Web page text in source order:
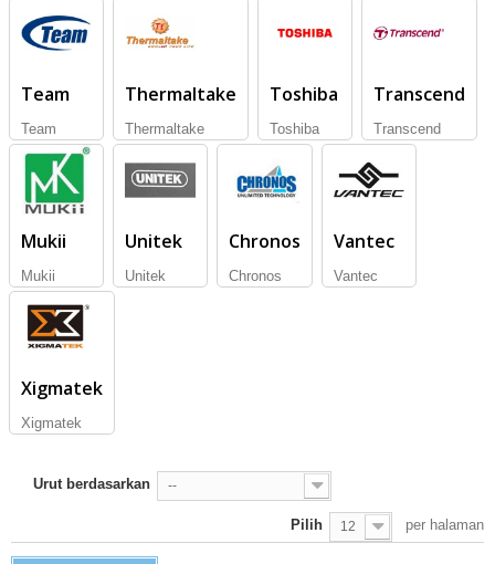
Team
Team
Thermaltake
Thermaltake
Toshiba
Toshiba
Transcend
Transcend
Mukii
Mukii
Unitek
Unitek
Chronos
Chronos
Vantec
Vantec
Xigmatek
Xigmatek
Urut berdasarkan --
Pilih 12 per halaman